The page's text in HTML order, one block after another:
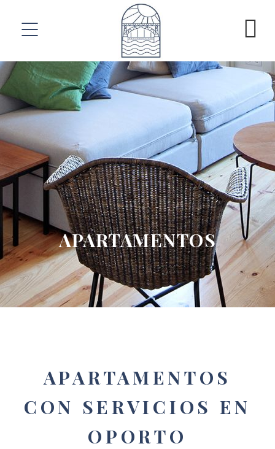
APARTAMENTOS
APARTAMENTOS
CON SERVICIOS EN
OPORTO